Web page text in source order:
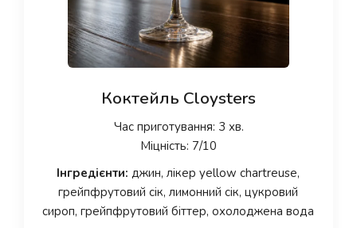
Коктейль Cloysters
Час приготування: 3 хв.
Міцність: 7/10
Інгредієнти: джин, лікер yellow chartreuse,
грейпфрутовий сік, лимонний сік, цукровий
сироп, грейпфрутовий біттер, охолоджена вода